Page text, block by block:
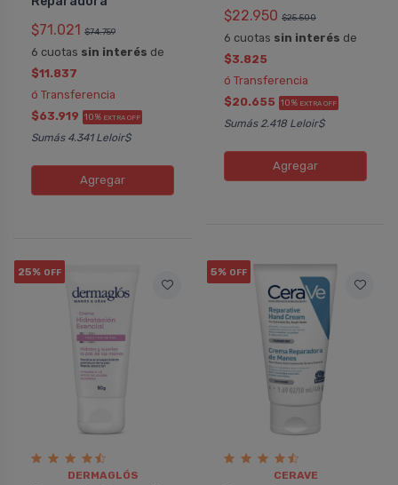
$71.021 $74.759
6 cuotas sin interés de
$11.837
ó Transferencia
$63.919 10% EXTRA OFF
Sumás 4.341 Leloir$
Agregar
$22.950 $25.500
6 cuotas sin interés de
$3.825
ó Transferencia
$20.655 10% EXTRA OFF
Sumás 2.418 Leloir$
Agregar
25% OFF
DERMAGLÓS
5% OFF
CERAVE